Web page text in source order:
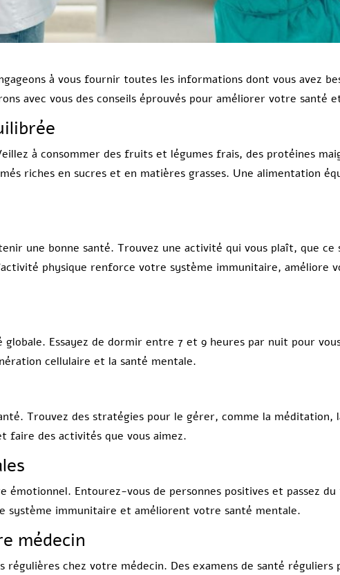
à vous fournir toutes les informations dont vous avez
avec vous des conseils éprouvés pour améliorer votre santé
à consommer des fruits et légumes frais, des protéines
riches en sucres et en matières grasses. Une alimentation
une bonne santé. Trouvez une activité qui vous plaît, que ce
physique renforce votre système immunitaire,
Essayez de dormir entre 7 et 9 heures par nuit pour
cellulaire et la santé mentale.
Trouvez des stratégies pour le gérer, comme la méditation,
faire des activités que vous aimez.
Entourez-vous de personnes positives et passez
système immunitaire et améliorent votre santé mentale.
médecin
régulières chez votre médecin. Des examens de santé